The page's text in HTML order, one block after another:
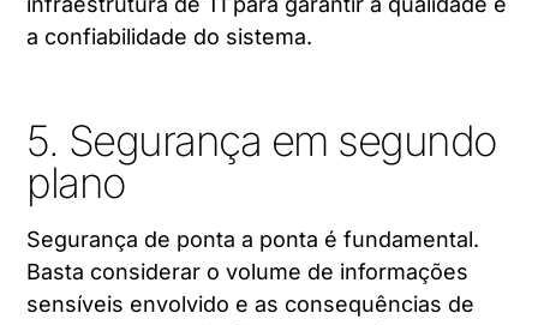
a confiabilidade do sistema.
5. Segurança em segundo
plano
Segurança de ponta a ponta é fundamental.
Basta considerar o volume de informações
sensíveis envolvido e as consequências de